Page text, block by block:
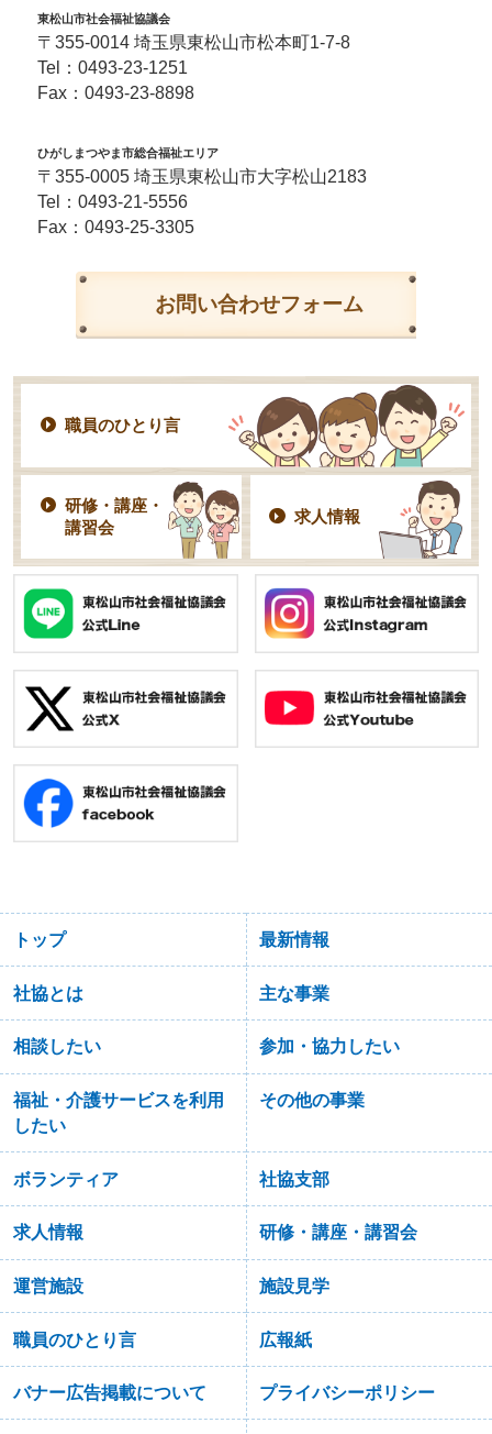
東松山市社会福祉協議会
〒355-0014 埼玉県東松山市松本町1-7-8
Tel： 0493-23-1251
Fax：0493-23-8898
ひがしまつやま市総合福祉エリア
〒355-0005 埼玉県東松山市大字松山2183
Tel： 0493-21-5556
Fax：0493-25-3305
お問い合わせフォーム
職員のひとり言
研修・講座・
講習会
求人情報
トップ 最新情報
社協とは 主な事業
相談したい 参加・協力したい
福祉・介護サービスを利用
したい
その他の事業
ボランティア 社協支部
求人情報 研修・講座・講習会
運営施設 施設見学
職員のひとり言 広報紙
バナー広告掲載について プライバシーポリシー